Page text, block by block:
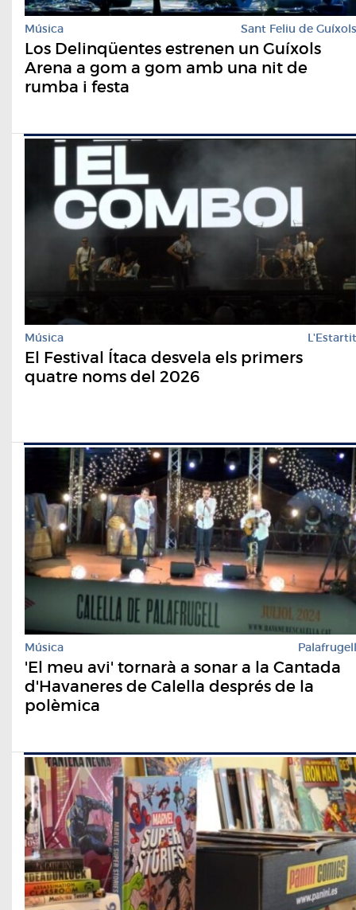
Música Sant Feliu de Guíxols
Los Delinqüentes estrenen un Guíxols
Arena a gom a gom amb una nit de
rumba i festa
Música L'Estartit
El Festival Ítaca desvela els primers
quatre noms del 2026
Música Palafrugell
'El meu avi' tornarà a sonar a la Cantada
d'Havaneres de Calella després de la
polèmica